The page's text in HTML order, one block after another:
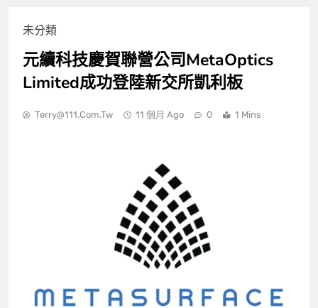
未分類
元續科技慶賀聯營公司MetaOptics
Limited成功登陸新交所凱利板
Terry@111.com.tw 11 個月 Ago 0 1 Mins